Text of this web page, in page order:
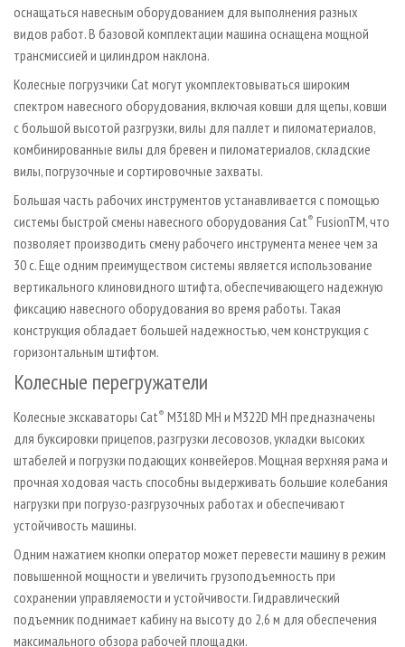
оснащаться навесным оборудованием для выполнения разных
видов работ. В базовой комплектации машина оснащена мощной
трансмиссией и цилиндром наклона.
Колесные погрузчики Cat могут укомплектовываться широким
спектром навесного оборудования, включая ковши для щепы, ковши
с большой высотой разгрузки, вилы для паллет и пиломатериалов,
комбинированные вилы для бревен и пиломатериалов, складские
вилы, погрузочные и сортировочные захваты.
Большая часть рабочих инструментов устанавливается с помощью
системы быстрой смены навесного оборудования Cat® FusionTM, что
позволяет производить смену рабочего инструмента менее чем за
30 с. Еще одним преимуществом системы является использование
вертикального клиновидного штифта, обеспечивающего надежную
фиксацию навесного оборудования во время работы. Такая
конструкция обладает большей надежностью, чем конструкция с
горизонтальным штифтом.
Колесные перегружатели
Колесные экскаваторы Cat® M318D MH и M322D MH предназначены
для буксировки прицепов, разгрузки лесовозов, укладки высоких
штабелей и погрузки подающих конвейеров. Мощная верхняя рама и
прочная ходовая часть способны выдерживать большие колебания
нагрузки при погрузо-разгрузочных работах и обеспечивают
устойчивость машины.
Одним нажатием кнопки оператор может перевести машину в режим
повышенной мощности и увеличить грузоподъемность при
сохранении управляемости и устойчивости. Гидравлический
подъемник поднимает кабину на высоту до 2,6 м для обеспечения
максимального обзора рабочей площадки.